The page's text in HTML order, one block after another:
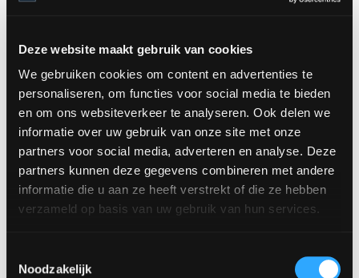
Deze website maakt gebruik van cookies
We gebruiken cookies om content en advertenties te
personaliseren, om functies voor social media te bieden
en om ons websiteverkeer te analyseren. Ook delen we
informatie over uw gebruik van onze site met onze
partners voor social media, adverteren en analyse. Deze
partners kunnen deze gegevens combineren met andere
informatie die u aan ze heeft verstrekt of die ze hebben
verzameld op basis van uw gebruik van hun services.
Noodzakelijk
naar B. Verbeelding
brengt je overal.
- Albert Einstein